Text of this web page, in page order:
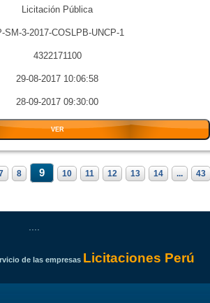
Licitación Pública
SM-3-2017-COSLPB-UNCP-1
4322171100
29-08-2017 10:06:58
28-09-2017 09:30:00
VER
8 9 10 11 12 13 14 ... 43
de las empresas Licitaciones Perú